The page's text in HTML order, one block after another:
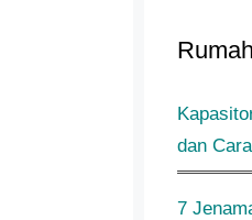
Rumah
dan
7